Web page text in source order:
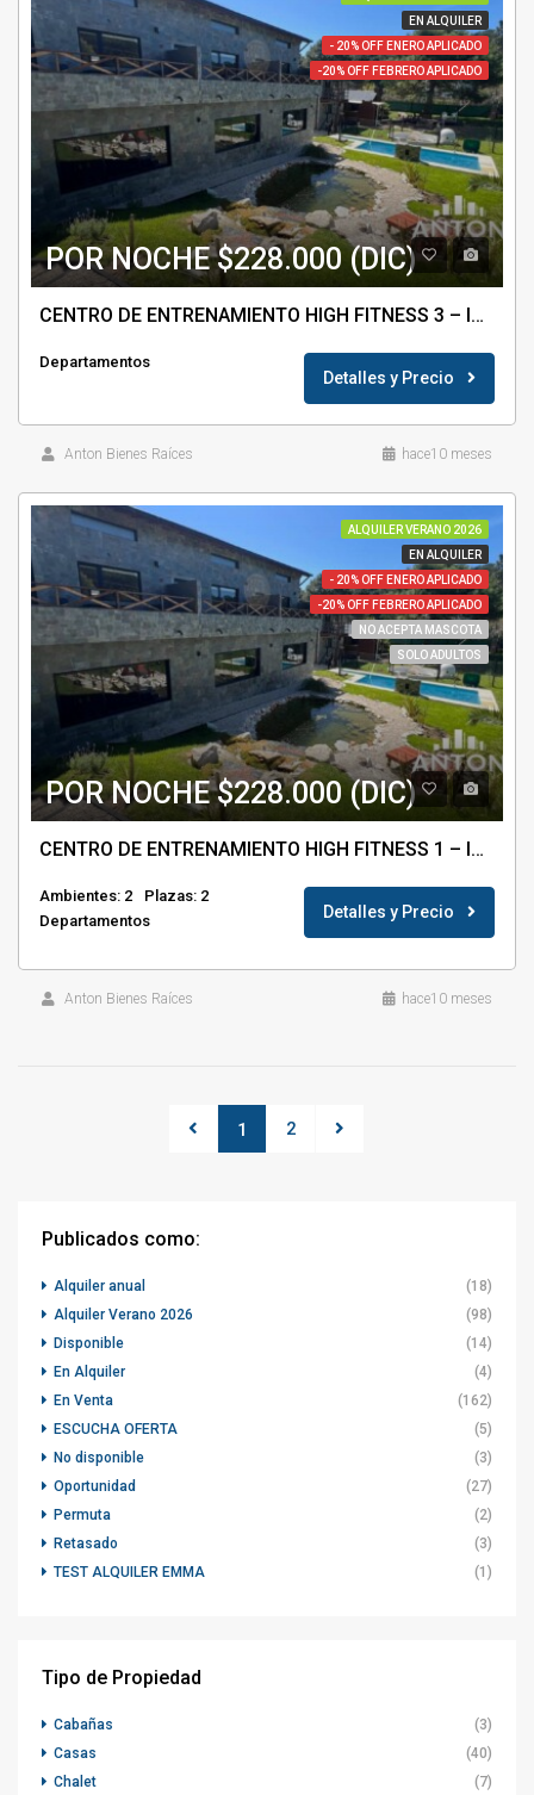
EN ALQUILER
- 20% OFF ENERO APLICADO
-20% OFF FEBRERO APLICADO
POR NOCHE $228.000 (DIC)
CENTRO DE ENTRENAMIENTO HIGH FITNESS 3 – ID 34806
Departamentos
Detalles y Precio
Anton Bienes Raíces hace10 meses
ALQUILER VERANO 2026
EN ALQUILER
- 20% OFF ENERO APLICADO
-20% OFF FEBRERO APLICADO
NO ACEPTA MASCOTA
SOLO ADULTOS
POR NOCHE $228.000 (DIC)
CENTRO DE ENTRENAMIENTO HIGH FITNESS 1 – ID 34799
Ambientes: 2
Plazas: 2
Departamentos
Detalles y Precio
Anton Bienes Raíces hace10 meses
1 2
Publicados como:
Alquiler anual
(18)
Alquiler Verano 2026
(98)
Disponible
(14)
En Alquiler
(4)
En Venta
(162)
ESCUCHA OFERTA
(5)
No disponible
(3)
Oportunidad
(27)
Permuta
(2)
Retasado
(3)
TEST ALQUILER EMMA
(1)
Tipo de Propiedad
Cabañas
(3)
Casas
(40)
Chalet
(7)